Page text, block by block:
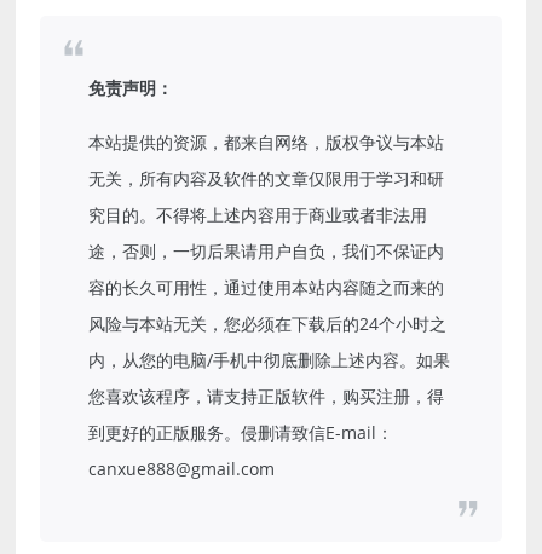
免责声明：
本站提供的资源，都来自网络，版权争议与本站
无关，所有内容及软件的文章仅限用于学习和研
究目的。不得将上述内容用于商业或者非法用
途，否则，一切后果请用户自负，我们不保证内
容的长久可用性，通过使用本站内容随之而来的
风险与本站无关，您必须在下载后的24个小时之
内，从您的电脑/手机中彻底删除上述内容。如果
您喜欢该程序，请支持正版软件，购买注册，得
到更好的正版服务。侵删请致信E-mail：
canxue888@gmail.com